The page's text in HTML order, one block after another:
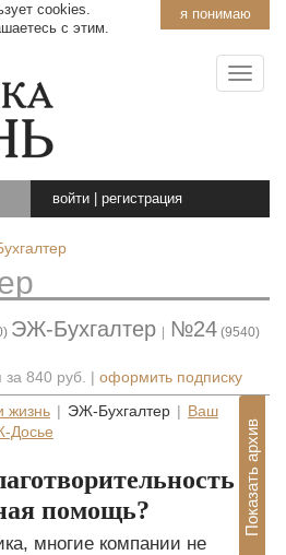
я понимаю
cookies.
с этим.
войти регистрация
ЭЖ-Бухгалтер №24 (9540)
за 840 руб. | оформить подписку
жизнь ЭЖ-Бухгалтер
Ваш
Досье Показать архив
помощь?
многие компании не